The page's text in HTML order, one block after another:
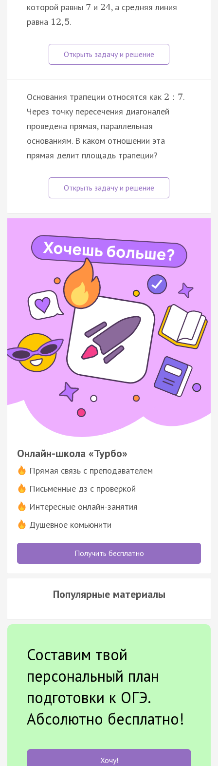
которой равны 7 и 24, а средняя линия
равна 12,5.
Основания трапеции относятся как 2 : 7.
Через точку пересечения диагоналей
проведена прямая, параллельная
основаниям. В каком отношении эта
прямая делит площадь трапеции?
Онлайн-школа «Турбо»
Прямая связь с преподавателем
Письменные дз с проверкой
Интересные онлайн-занятия
Душевное комьюнити
Получить бесплатно
Популярные материалы
Составим твой
персональный план
подготовки к ОГЭ.
Абсолютно бесплатно!
Хочу!